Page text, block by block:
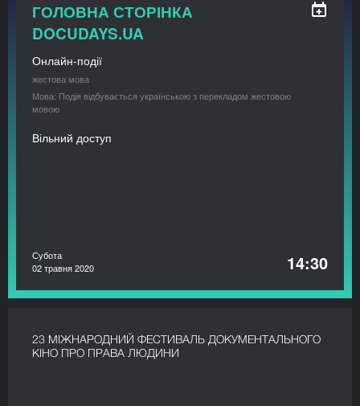
ГОЛОВНА СТОРІНКА
DOCUDAYS.UA
Онлайн-події
жестова мова
Мова: Подія відбувається українською з перекладом жестовою
мовою
Вільний доступ
Субота
02 травня 2020
14:30
23 МІЖНАРОДНИЙ ФЕСТИВАЛЬ ДОКУМЕНТАЛЬНОГО
КІНО ПРО ПРАВА ЛЮДИНИ